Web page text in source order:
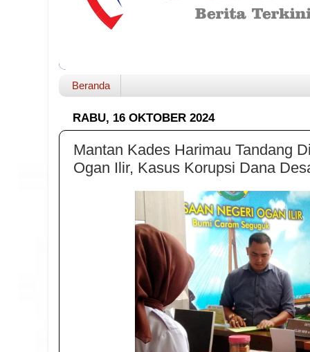
Beranda
RABU, 16 OKTOBER 2024
Mantan Kades Harimau Tandang
Ogan Ilir, Kasus Korupsi Dana